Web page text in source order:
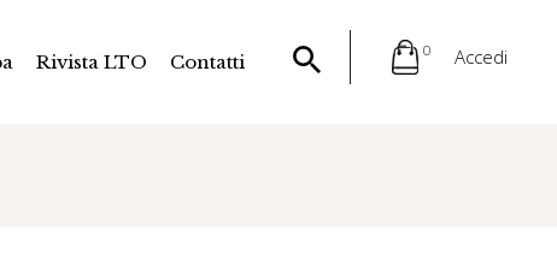
Rivista LTO Contatti
0 Accedi